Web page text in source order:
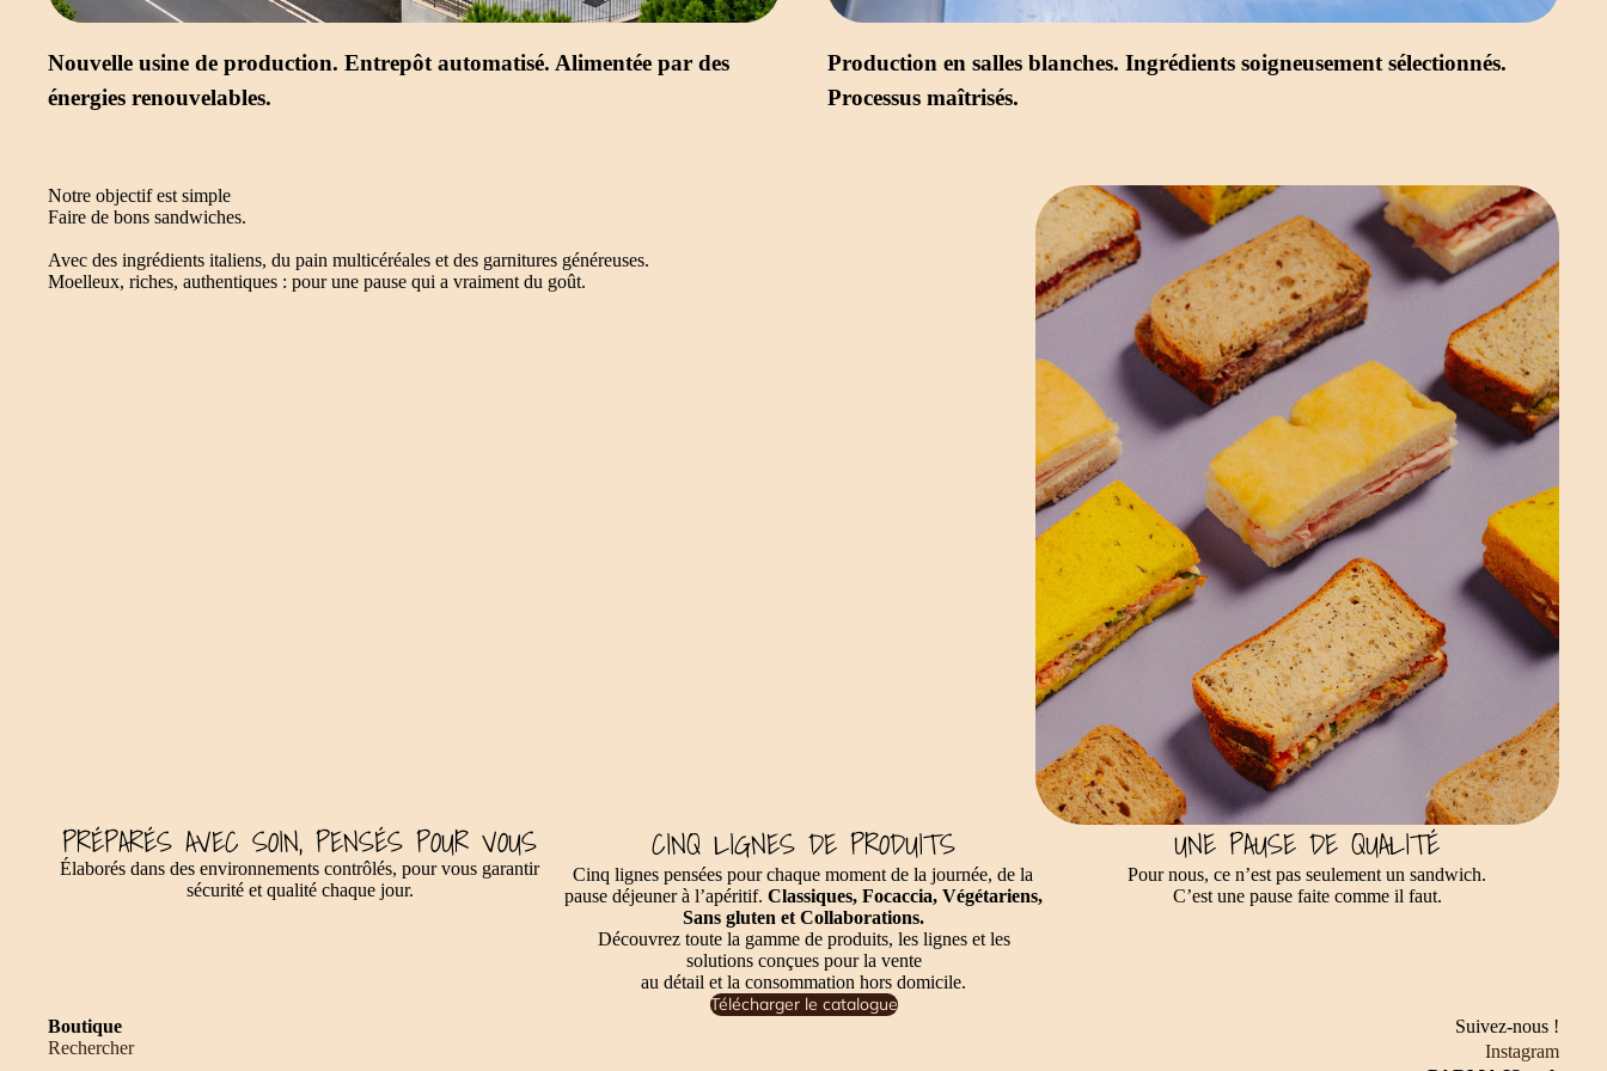
Nouvelle usine de production. Entrepôt automatisé. Alimentée par des
énergies renouvelables.
Production en salles blanches. Ingrédients soigneusement sélectionnés.
Processus maîtrisés.
Notre objectif est simple
Faire de bons sandwiches.
Avec des ingrédients italiens, du pain multicéréales et des garnitures généreuses.
Moelleux, riches, authentiques : pour une pause qui a vraiment du goût.
PRÉPARÉS AVEC SOIN, PENSÉS POUR VOUS
Élaborés dans des environnements contrôlés, pour vous garantir
sécurité et qualité chaque jour.
CINQ LIGNES DE PRODUITS
Cinq lignes pensées pour chaque moment de la journée, de la
pause déjeuner à l’apéritif. Classiques, Focaccia, Végétariens,
Sans gluten et Collaborations.
UNE PAUSE DE QUALITÉ
Pour nous, ce n’est pas seulement un sandwich.
C’est une pause faite comme il faut.
Découvrez toute la gamme de produits, les lignes et les
solutions conçues pour la vente
au détail et la consommation hors domicile.
Télécharger le catalogue
Boutique
Rechercher
Suivez-nous !
Instagram